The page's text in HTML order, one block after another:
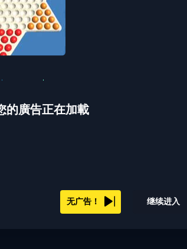
的廣告正在加載
继续进入
无广告！